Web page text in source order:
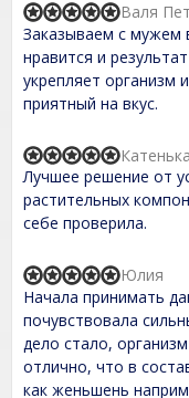
5
R
a
t
d
5
0
o
u
t
f
Заказываем с мужем
нравится и
укрепляет организм
приятный на вкус.
Валя
R
a
t
e
d
,
0
o
u
t
f
5
Лучшее решение от
растительных
себе проверила.
Катенька
R
a
t
d
5
,
Начала принимать
почувствовала
дело стало,
отлично, что в
как женьшень
Юлия